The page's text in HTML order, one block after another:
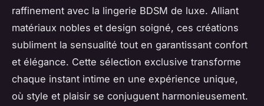
raffinement avec la lingerie BDSM de luxe. Alliant
matériaux nobles et design soigné, ces créations
subliment la sensualité tout en garantissant confort
et élégance. Cette sélection exclusive transforme
chaque instant intime en une expérience unique,
où style et plaisir se conjuguent harmonieusement.